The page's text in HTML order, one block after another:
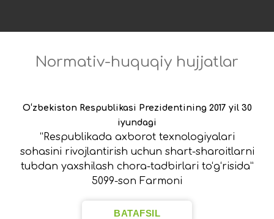
Normativ-huquqiy hujjatlar
O‘zbekiston Respublikasi Prezidentining 2017 yil 30
iyundagi
“Respublikada axborot texnologiyalari
sohasini rivojlantirish uchun shart-sharoitlarni
tubdan yaxshilash chora-tadbirlari to‘g‘risida”
5099-son Farmoni
BATAFSIL